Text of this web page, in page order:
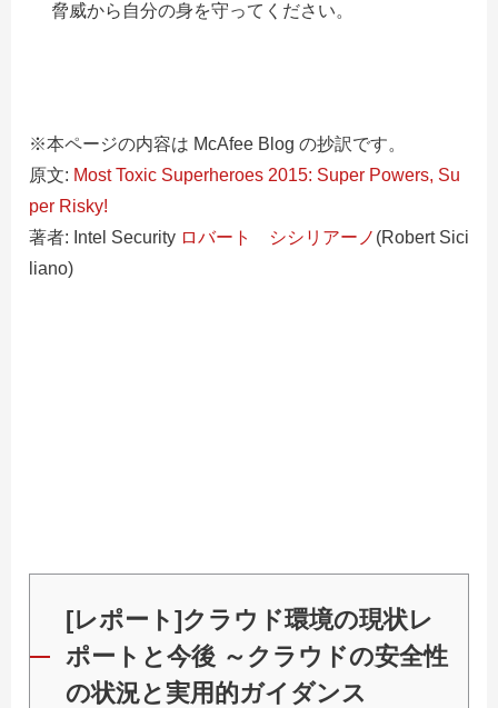
脅威から自分の身を守ってください。
※本ページの内容は McAfee Blog の抄訳です。
原文: Most Toxic Superheroes 2015: Super Powers, Su
per Risky!
著者: Intel Security ロバート シシリアーノ (Robert Sici
liano)
[レポート]クラウド環境の現状レ
ポートと今後 ～クラウドの安全性
の状況と実用的ガイダンス